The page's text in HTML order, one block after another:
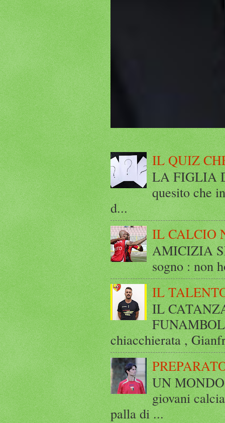
IL QUIZ
LA FIGLIA
quesito che
d...
IL CALCIO
AMICIZIA
sogno : non
IL
IL
chiacchierata ,
UN
giovani
palla di ...